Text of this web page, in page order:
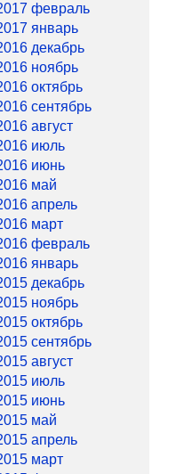
февраль
январь
декабрь
ноябрь
октябрь
сентябрь
август
июль
июнь
май
апрель
март
февраль
январь
декабрь
ноябрь
октябрь
сентябрь
август
июль
июнь
май
апрель
март